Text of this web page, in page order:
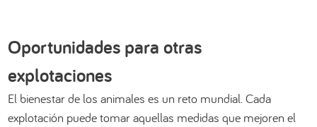
Oportunidades para otras
explotaciones
El bienestar de los animales es un reto mundial. Cada
explotación puede tomar aquellas medidas que mejoren el